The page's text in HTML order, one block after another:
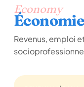
Economy
Revenus, emploi